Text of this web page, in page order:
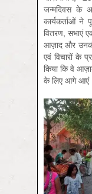
जन्मदिवस के
कार्यकर्ताओं ने
वितरण, सभाएं
आज़ाद और उनकी
एवं विचारों के
किया कि वे
के लिए आगे आएं।